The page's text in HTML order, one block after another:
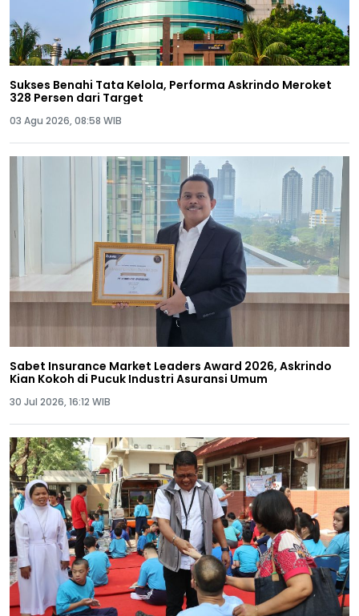
Sukses Benahi Tata Kelola, Performa Askrindo Meroket
328 Persen dari Target
03 Agu 2026, 08:58 WIB
Sabet Insurance Market Leaders Award 2026, Askrindo
Kian Kokoh di Pucuk Industri Asuransi Umum
30 Jul 2026, 16:12 WIB